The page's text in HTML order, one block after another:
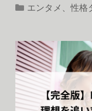
カ
リ
ー
エンタメ 、性格